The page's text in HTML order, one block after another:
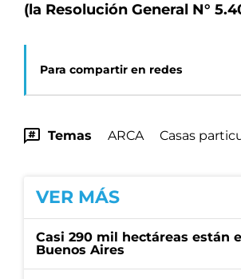
(la Resolución General N°
Para compartir en redes
Temas ARCA Casas
VER MÁS
Casi 290 mil hectáreas están
Buenos Aires